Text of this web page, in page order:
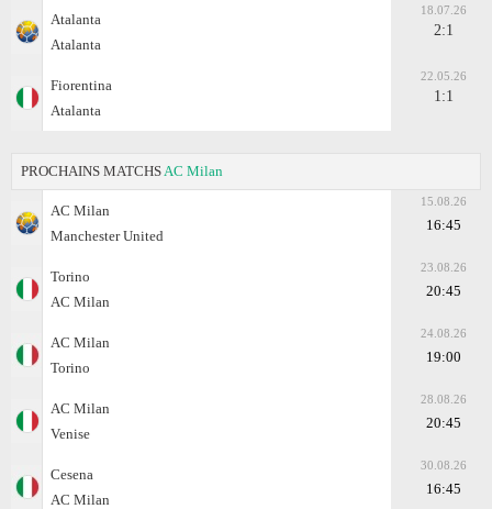
Atalanta
Atalanta
18.07.26
2:1
Fiorentina
Atalanta
22.05.26
1:1
PROCHAINS MATCHS AC Milan
AC Milan
Manchester United
15.08.26
16:45
Torino
AC Milan
23.08.26
20:45
AC Milan
Torino
24.08.26
19:00
AC Milan
Venise
28.08.26
20:45
Cesena
AC Milan
30.08.26
16:45